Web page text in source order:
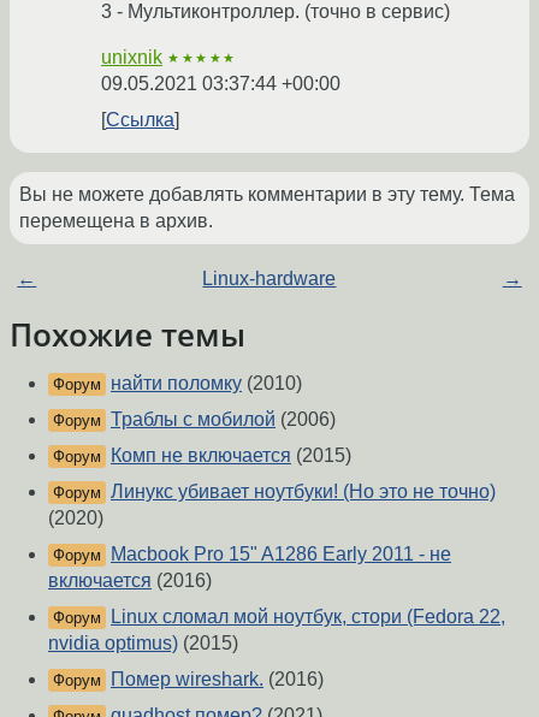
3 - Мультиконтроллер. (точно в сервис)
unixnik ★★★★★
09.05.2021 03:37:44 +00:00
Ссылка
Вы не можете добавлять комментарии в эту тему. Тема
перемещена в архив.
← Linux-hardware →
Похожие темы
Форум найти поломку (2010)
Форум Траблы с мобилой (2006)
Форум Комп не включается (2015)
Форум Линукс убивает ноутбуки! (Но это не точно)
(2020)
Форум
Macbook Pro 15" A1286 Early 2011 - не
включается (2016)
Форум
Linux сломал мой ноутбук, стори (Fedora 22,
nvidia optimus) (2015)
Форум Помер wireshark. (2016)